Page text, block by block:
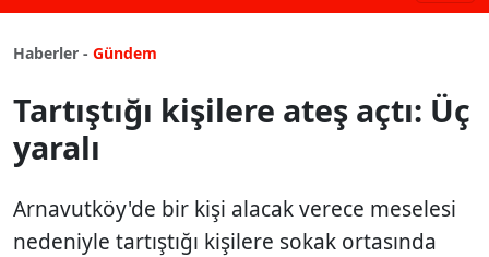
Haberler - Gündem
Tartıştığı kişilere ateş açtı: Üç
yaralı
Arnavutköy'de bir kişi alacak verece meselesi
nedeniyle tartıştığı kişilere sokak ortasında